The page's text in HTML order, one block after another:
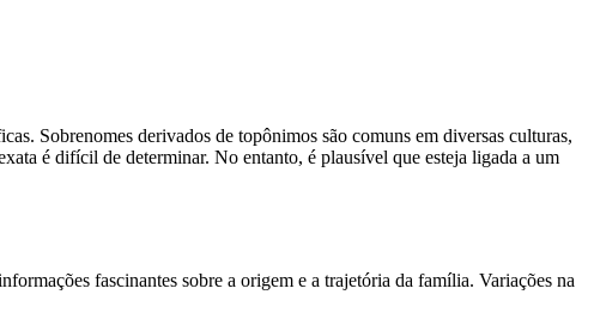
Sobrenomes derivados de topônimos são comuns em diversas culturas,
é difícil de determinar. No entanto, é plausível que esteja ligada a um
fascinantes sobre a origem e a trajetória da família. Variações na